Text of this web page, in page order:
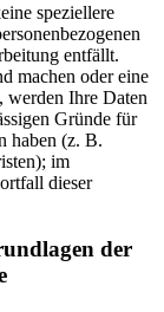
speziellere
entfällt.
machen oder eine
Ihre Daten
Gründe für
haben (z. B.
im
dieser
der